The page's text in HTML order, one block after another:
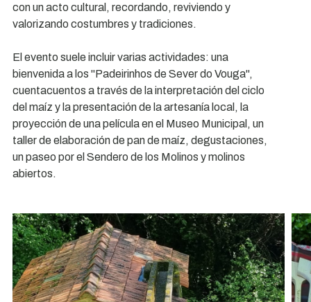
con un acto cultural, recordando, reviviendo y
valorizando costumbres y tradiciones.
El evento suele incluir varias actividades: una
bienvenida a los "Padeirinhos de Sever do Vouga",
cuentacuentos a través de la interpretación del ciclo
del maíz y la presentación de la artesanía local, la
proyección de una película en el Museo Municipal, un
taller de elaboración de pan de maíz, degustaciones,
un paseo por el Sendero de los Molinos y molinos
abiertos.